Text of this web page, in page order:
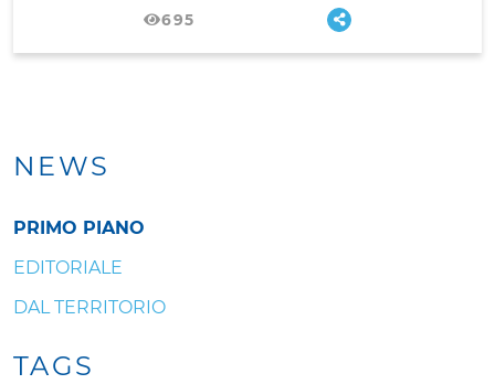
695
NEWS
PRIMO PIANO
EDITORIALE
DAL TERRITORIO
TAGS